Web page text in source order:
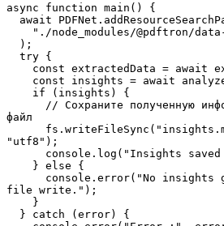
async function main() {
await
"./node_modules/@pdftron/
  );
  try {
const extractedData = await
const insights = await
    if (insights) {
файл
"utf8");
console.log("Insights
    } else {
file write.");
    }
  } catch (error) {